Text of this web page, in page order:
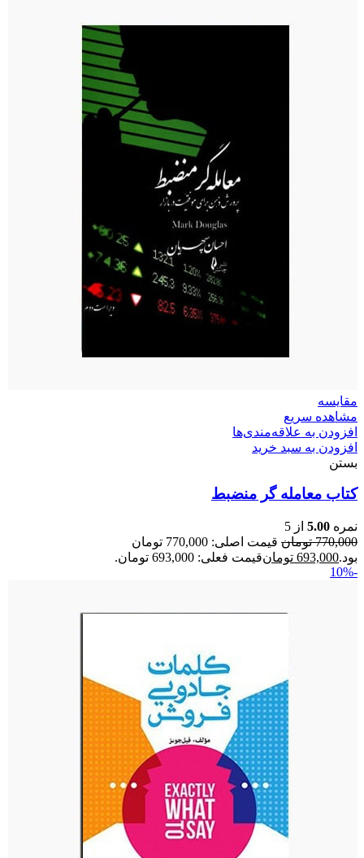
مقایسه
مشاهده سریع
افزودن به علاقه‌مندی‌ها
افزودن به سبد خرید
بستن
کتاب معامله گر منضبط
نمره 5.00 از 5
770,000 تومان
قیمت اصلی: 770,000 تومان
بود.693,000 تومانقیمت فعلی: 693,000 تومان.
-10%